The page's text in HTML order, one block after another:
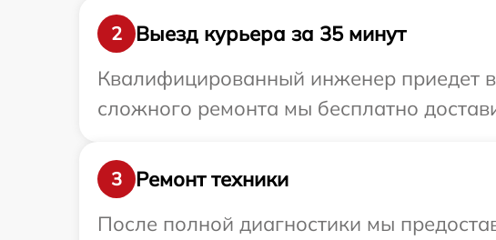
2
Выезд курьера за 35 минут
Квалифицированный инженер приедет
сложного ремонта мы бесплатно
3
Ремонт техники
После полной диагностики мы